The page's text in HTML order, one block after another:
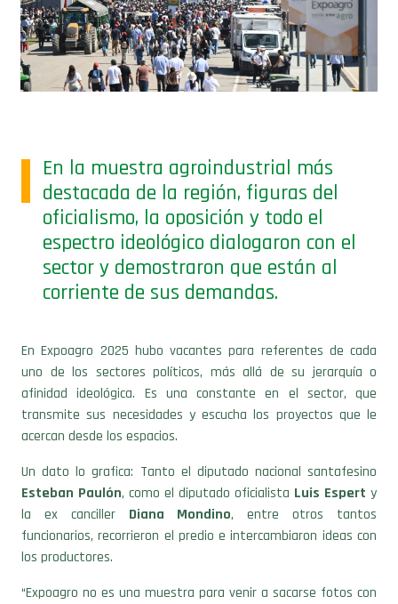
En la muestra agroindustrial más
destacada de la región, figuras del
oficialismo, la oposición y todo el
espectro ideológico dialogaron con el
sector y demostraron que están al
corriente de sus demandas.
En Expoagro 2025 hubo vacantes para referentes de cada
uno de los sectores políticos, más allá de su jerarquía o
afinidad ideológica. Es una constante en el sector, que
transmite sus necesidades y escucha los proyectos que le
acercan desde los espacios.
Un dato lo grafica: Tanto el diputado nacional santafesino
Esteban Paulón, como el diputado oficialista Luis Espert y
la ex canciller Diana Mondino, entre otros tantos
funcionarios, recorrieron el predio e intercambiaron ideas con
los productores.
“Expoagro no es una muestra para venir a sacarse fotos con